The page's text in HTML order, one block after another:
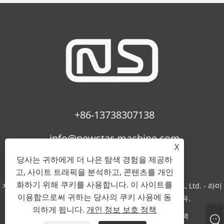
+86-13738307138
info@newstar-machine.com
저작권 © 2022 Wenzhou Feihua Printing Machinery Co., Ltd. - 라미
네이팅 기계, Uv 코팅 기계, Bopp 필름 - 판권 소유.
Links
Sitemap RSS XML 개인 정보 보호 정책
X
당사는 귀하에게 더 나은 탐색 경험을 제공하
고, 사이트 트래픽을 분석하고, 콘텐츠를 개인
화하기 위해 쿠키를 사용합니다. 이 사이트를
이용함으로써 귀하는 당사의 쿠키 사용에 동
의하게 됩니다. 개인 정보 보호 정책